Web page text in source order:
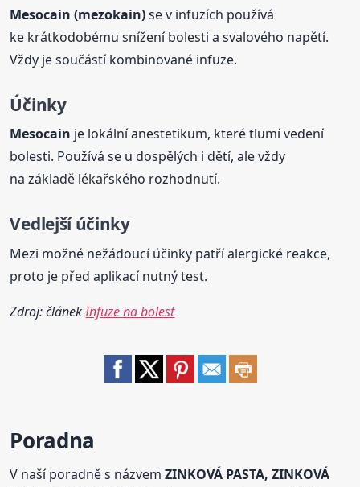
Mesocain (mezokain)se v infuzích používá
ke krátkodobému snížení bolesti a svalového napětí.
Vždy je součástí kombinované infuze.
Účinky
Mesocain je lokální anestetikum, které tlumí vedení
bolesti. Používá se u dospělých i dětí, ale vždy
na základě lékařského rozhodnutí.
Vedlejší účinky
Mezi možné nežádoucí účinky patří alergické reakce,
proto je před aplikací nutný test.
Zdroj: článekInfuze na bolest
Poradna
V naší poradně s názvemZINKOVÁ PASTA, ZINKOVÁ